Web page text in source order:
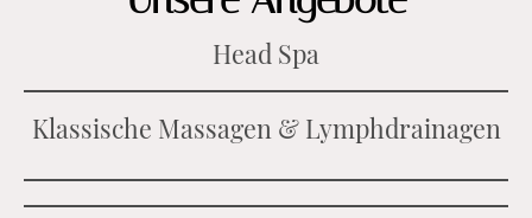
Head Spa
Klassische Massagen & Lymphdrainagen